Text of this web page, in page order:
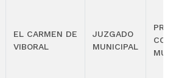
EL CARMEN DE
VIBORAL
JUZGADO
MUNICIPAL